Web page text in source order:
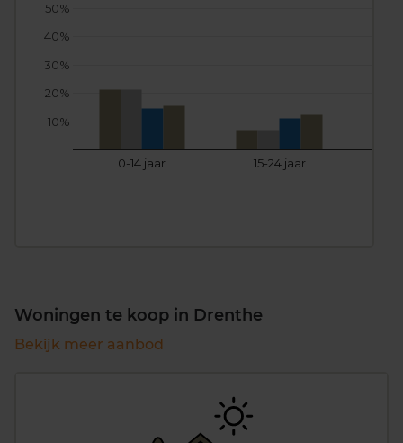
0-14 jaar 15-24 jaar
10%
20%
30%
40%
50%
Woningen te koop in Drenthe
Bekijk meer aanbod